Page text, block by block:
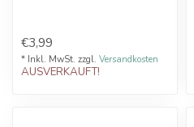
€3,99
* Inkl. MwSt. zzgl. Versandkosten
AUSVERKAUFT!